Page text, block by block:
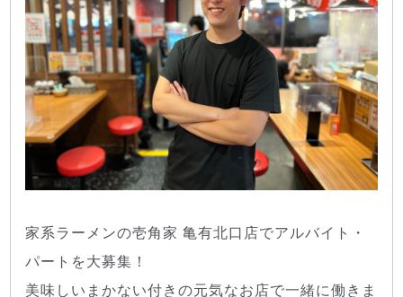
家系ラーメンの壱角家 亀有北口店でアルバイト・
パートを大募集！
美味しいまかない付きの元気なお店で一緒に働きま